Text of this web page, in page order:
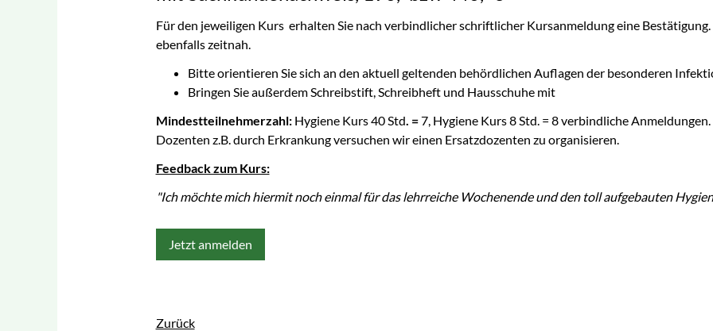
Für den jeweiligen Kurs erhalten Sie nach verbindlicher schriftlicher Kursanmeldung eine
ebenfalls zeitnah.
Bitte orientieren Sie sich an den aktuell geltenden behördlichen Auflagen der besonderen
Bringen Sie außerdem Schreibstift, Schreibheft und Hausschuhe mit
Mindestteilnehmerzahl: Hygiene Kurs 40 Std. =7, Hygiene Kurs 8 Std. = 8 verbindliche
Dozenten z.B. durch Erkrankung versuchen wir einen Ersatzdozenten zu organisieren.
Feedback zum Kurs:
"Ich möchte mich hiermit noch einmal für das lehrreiche Wochenende und den toll aufgebauten
Jetzt anmelden
Zurück